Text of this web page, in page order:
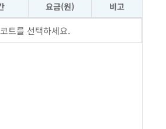
요금(원) 비고
코트를 선택하세요.